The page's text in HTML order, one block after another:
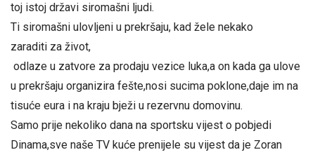
toj istoj državi siromašni ljudi.
Ti siromašni ulovljeni u prekršaju, kad žele nekako
zaraditi za život,
odlaze u zatvore za prodaju vezice luka,a on kada ga ulove
u prekršaju organizira fešte,nosi sucima poklone,daje im na
tisuće eura i na kraju bježi u rezervnu domovinu.
Samo prije nekoliko dana na sportsku vijest o pobjedi
Dinama,sve naše TV kuće prenijele su vijest da je Zoran